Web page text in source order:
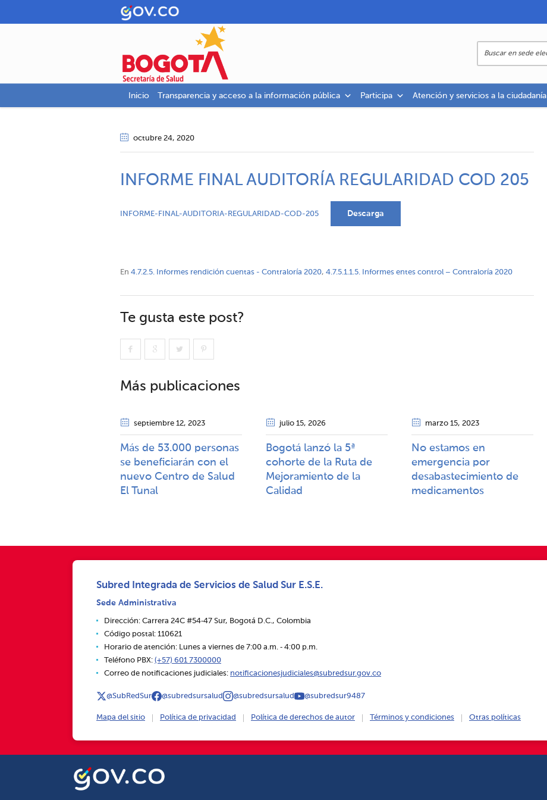
Inicio Transparencia y acceso a la información pública Participa Atención y servicios a la ciudadanía
octubre 24, 2020
INFORME FINAL AUDITORÍA REGULARIDAD COD 205
INFORME-FINAL-AUDITORIA-REGULARIDAD-COD-205 Descarga
En 4.7.2.5. Informes rendición cuentas - Contraloría 2020, 4.7.5.1.1.5. Informes entes control – Contraloría 2020
Te gusta este post?
Más publicaciones
septiembre 12, 2023
Más de 53.000 personas
se beneficiarán con el
nuevo Centro de Salud
El Tunal
julio 15, 2026
Bogotá lanzó la 5ª
cohorte de la Ruta de
Mejoramiento de la
Calidad​​
marzo 15, 2023
No estamos en
emergencia por
desabastecimiento de
medicamentos
Subred Integrada de Servicios de Salud Sur E.S.E.
Sede Administrativa
Dirección: Carrera 24C #54‑47 Sur, Bogotá D.C., Colombia
Código postal: 110621
Horario de atención: Lunes a viernes de 7:00 a.m. ‑ 4:00 p.m.
Teléfono PBX: (+57) 601 7300000
Correo de notificaciones judiciales: notificacionesjudiciales@subredsur.gov.co
@SubRedSur @subredsursalud @subredsursalud @subredsur9487
Mapa del sitio Política de privacidad Política de derechos de autor Términos y condiciones Otras políticas